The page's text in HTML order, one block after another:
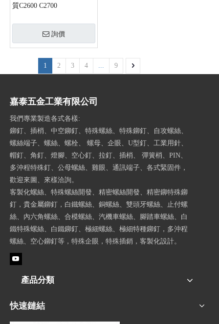
質C2600 C2700
詢價
1 2 3 4 9
嘉泰五金工業有限公司
我們專業製造各式各樣:
鉚釘、插梢、中空鉚釘、特殊螺絲、特殊鉚釘、自攻螺絲、
螺絲端子、螺絲、螺栓、 螺母、企眼、U型釘、工業用針、
帽釘、角釘、燈腳、空心釘、拉釘、插梢、 彈簧梢、PIN、
多沖程特殊釘、公母螺絲、雞眼、通訊端子、各式緊固件，
歡迎來圖、來樣洽詢。
客製化螺絲、特殊螺絲開發、精密螺絲開發、精密鉚特殊鉚
釘，貴金屬鉚釘，白鐵螺絲、銅螺絲、雙頭牙螺絲、止付螺
絲、內六角螺絲、合模螺絲、汽機車螺絲、腳踏車螺絲、白
鐵特殊螺絲、白鐵鉚釘、極細螺絲、極細特種鉚釘，多沖程
螺絲、空心鉚釘等，特殊企眼，特殊插銷，客製化設計。
產品分類
快速鏈結